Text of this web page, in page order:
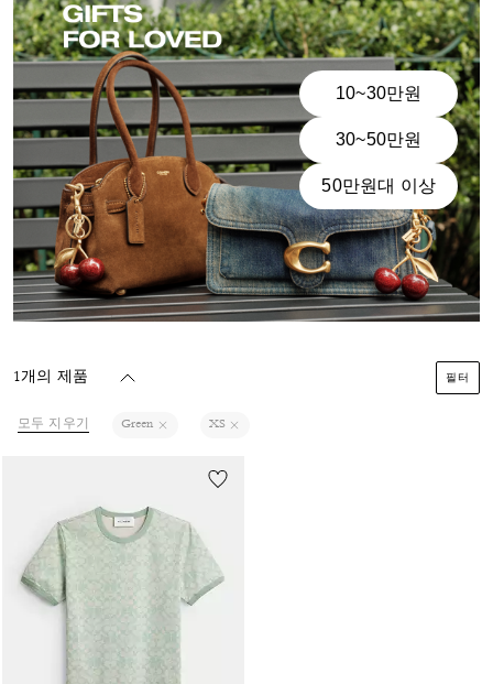
10~30만원
30~50만원
50만원대 이상
1개의 제품 필터
모두 지우기 Green XS